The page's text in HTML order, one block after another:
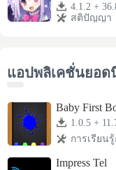
4.1.2 +
สติปัญญา
แอปพลิเคชั่นยอด
Baby First
1.0.5 +
การเรียน
Impress Tel